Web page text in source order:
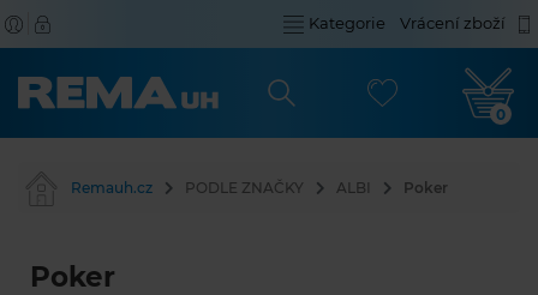
Kategorie Vrácení zboží
0
Remauh.cz PODLE ZNAČKY ALBI Poker
Poker